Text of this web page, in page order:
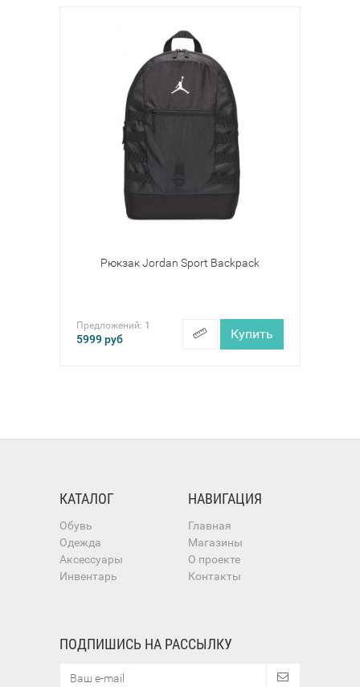
Рюкзак Jordan Sport Backpack
Предложений: 1
5999руб Купить
КАТАЛОГ
Обувь
Одежда
Аксессуары
Инвентарь
НАВИГАЦИЯ
Главная
Магазины
О проекте
Контакты
ПОДПИШИСЬ НА РАССЫЛКУ